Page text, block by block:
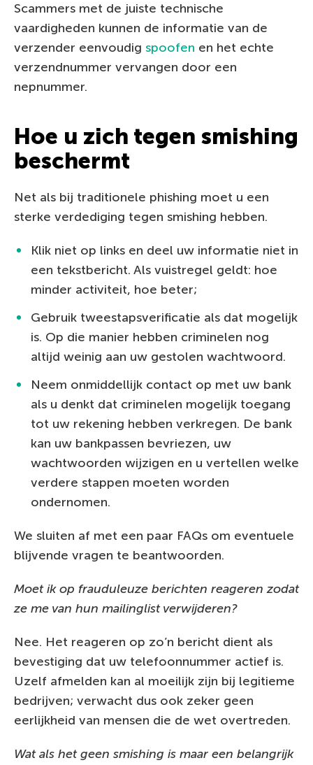
Scammers met de juiste technische
vaardigheden kunnen de informatie van de
verzender eenvoudig spoofen en het echte
verzendnummer vervangen door een
nepnummer.
Hoe u zich tegen smishing
beschermt
Net als bij traditionele phishing moet u een
sterke verdediging tegen smishing hebben.
Klik niet op links en deel uw informatie niet in
een tekstbericht. Als vuistregel geldt: hoe
minder activiteit, hoe beter;
Gebruik tweestapsverificatie als dat mogelijk
is. Op die manier hebben criminelen nog
altijd weinig aan uw gestolen wachtwoord.
Neem onmiddellijk contact op met uw bank
als u denkt dat criminelen mogelijk toegang
tot uw rekening hebben verkregen. De bank
kan uw bankpassen bevriezen, uw
wachtwoorden wijzigen en u vertellen welke
verdere stappen moeten worden
ondernomen.
We sluiten af met een paar FAQs om eventuele
blijvende vragen te beantwoorden.
Moet ik op frauduleuze berichten reageren zodat
ze me van hun mailinglist verwijderen?
Nee. Het reageren op zo’n bericht dient als
bevestiging dat uw telefoonnummer actief is.
Uzelf afmelden kan al moeilijk zijn bij legitieme
bedrijven; verwacht dus ook zeker geen
eerlijkheid van mensen die de wet overtreden.
Wat als het geen smishing is maar een belangrijk